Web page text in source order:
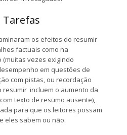
Tarefas
os efeitos do resumir
factuais como na
vezes exigindo
em questões de
com pistas, ou recordação
resumir incluem o aumento da
texto de resumo ausente),
para que os leitores possam
eles sabem ou não.